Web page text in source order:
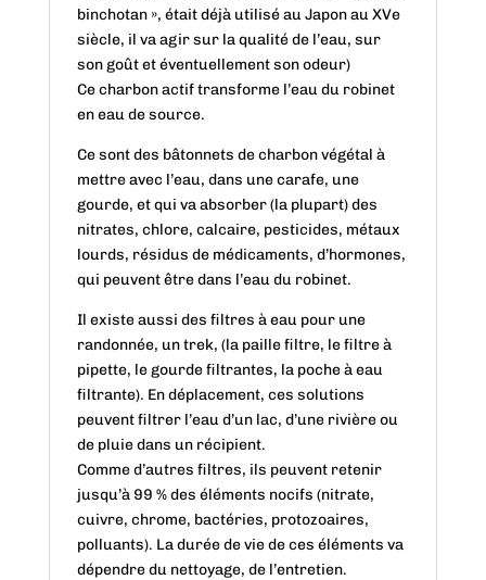
binchotan », était déjà utilisé au Japon au XVe
siècle, il va agir sur la qualité de l’eau, sur
son goût et éventuellement son odeur)
Ce charbon actif transforme l’eau du robinet
en eau de source.
Ce sont des bâtonnets de charbon végétal à
mettre avec l’eau, dans une carafe, une
gourde, et qui va absorber (la plupart) des
nitrates, chlore, calcaire, pesticides, métaux
lourds, résidus de médicaments, d’hormones,
qui peuvent être dans l’eau du robinet.
Il existe aussi des filtres à eau pour une
randonnée, un trek, (la paille filtre, le filtre à
pipette, le gourde filtrantes, la poche à eau
filtrante). En déplacement, ces solutions
peuvent filtrer l’eau d’un lac, d’une rivière ou
de pluie dans un récipient.
Comme d’autres filtres, ils peuvent retenir
jusqu’à 99 % des éléments nocifs (nitrate,
cuivre, chrome, bactéries, protozoaires,
polluants). La durée de vie de ces éléments va
dépendre du nettoyage, de l’entretien.